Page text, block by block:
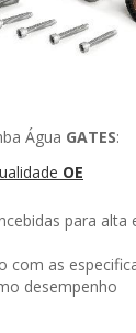
Água GATES:
OE
para alta
com as
desempenho